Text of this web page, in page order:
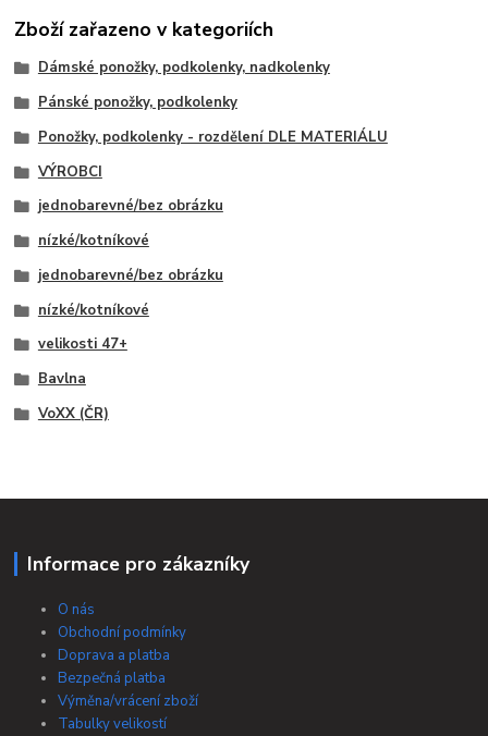
Zboží zařazeno v kategoriích
Dámské ponožky, podkolenky, nadkolenky
Pánské ponožky, podkolenky
Ponožky, podkolenky - rozdělení DLE MATERIÁLU
VÝROBCI
jednobarevné/bez obrázku
nízké/kotníkové
jednobarevné/bez obrázku
nízké/kotníkové
velikosti 47+
Bavlna
VoXX (ČR)
Informace pro zákazníky
O nás
Obchodní podmínky
Doprava a platba
Bezpečná platba
Výměna/vrácení zboží
Tabulky velikostí